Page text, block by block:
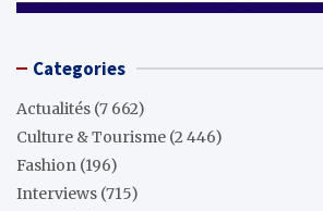
Categories
Actualités (7 662)
Culture & Tourisme (2 446)
Fashion (196)
Interviews (715)